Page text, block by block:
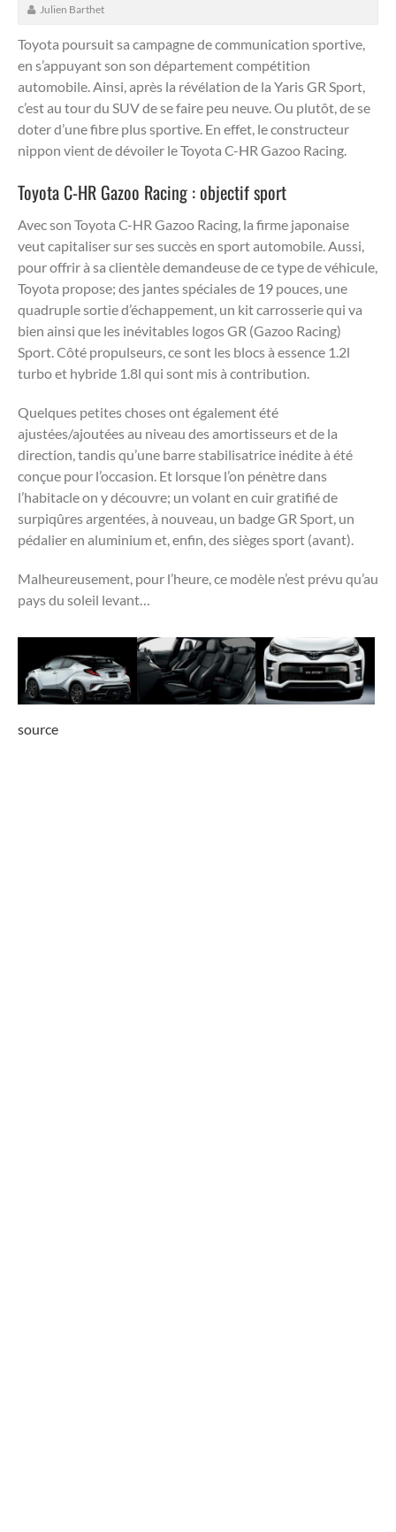
Julien Barthet
Toyota poursuit sa campagne de communication sportive,
en s’appuyant son son département compétition
automobile. Ainsi, après la révélation de la Yaris GR Sport,
c’est au tour du SUV de se faire peu neuve. Ou plutôt, de se
doter d’une fibre plus sportive. En effet, le constructeur
nippon vient de dévoiler le Toyota C-HR Gazoo Racing.
Toyota C-HR Gazoo Racing : objectif sport
Avec son Toyota C-HR Gazoo Racing, la firme japonaise
veut capitaliser sur ses succès en sport automobile. Aussi,
pour offrir à sa clientèle demandeuse de ce type de véhicule,
Toyota propose; des jantes spéciales de 19 pouces, une
quadruple sortie d’échappement, un kit carrosserie qui va
bien ainsi que les inévitables logos GR (Gazoo Racing)
Sport. Côté propulseurs, ce sont les blocs à essence 1.2l
turbo et hybride 1.8l qui sont mis à contribution.
Quelques petites choses ont également été
ajustées/ajoutées au niveau des amortisseurs et de la
direction, tandis qu’une barre stabilisatrice inédite à été
conçue pour l’occasion. Et lorsque l’on pénètre dans
l’habitacle on y découvre; un volant en cuir gratifié de
surpiqûres argentées, à nouveau, un badge GR Sport, un
pédalier en aluminium et, enfin, des sièges sport (avant).
Malheureusement, pour l’heure, ce modèle n’est prévu qu’au
pays du soleil levant…
source